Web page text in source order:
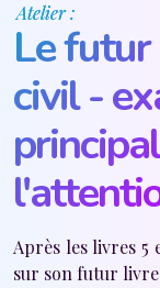
Atelier :
Le
civil -
Après les livres 5
sur son futur livre